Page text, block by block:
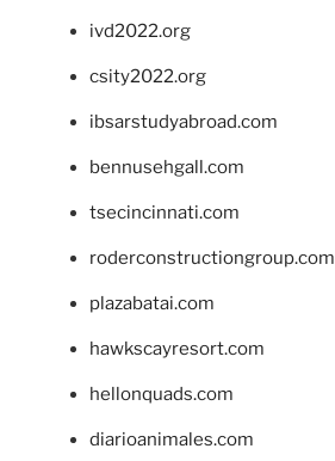
ivd2022.org
csity2022.org
ibsarstudyabroad.com
bennusehgall.com
tsecincinnati.com
roderconstructiongroup.com
plazabatai.com
hawkscayresort.com
hellonquads.com
diarioanimales.com